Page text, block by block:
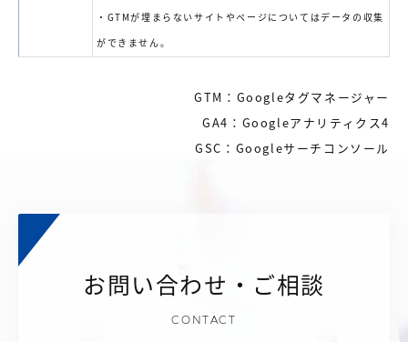
・GTMが埋まらないサイトやページについてはデータの収集
ができません。
GTM：Googleタグマネージャー
GA4：Googleアナリティクス4
GSC：Googleサーチコンソール
お問い合わせ・ご相談
CONTACT